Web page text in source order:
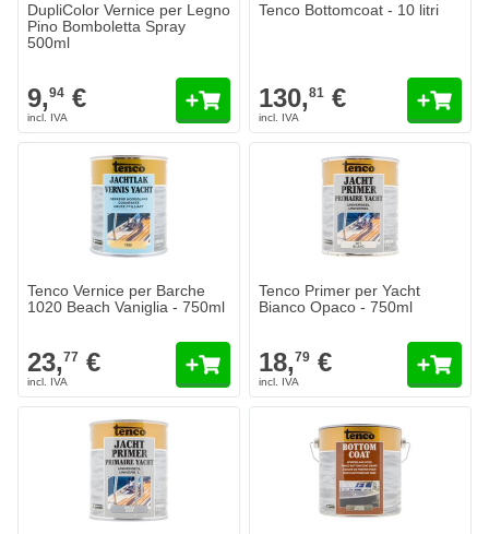
DupliColor Vernice per Legno
Pino Bomboletta Spray
500ml
9,94 €
Tenco Bottomcoat - 10 litri
130,81 €
Tenco Vernice per Barche
1020 Beach Vaniglia - 750ml
23,77 €
Tenco Primer per Yacht
Bianco Opaco - 750ml
18,79 €